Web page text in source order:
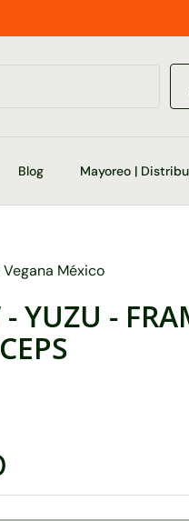
Blog Mayoreo |
Vegana México
YUZU -